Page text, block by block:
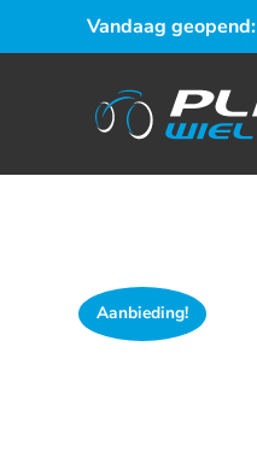
Vandaag geopend:
Aanbieding!